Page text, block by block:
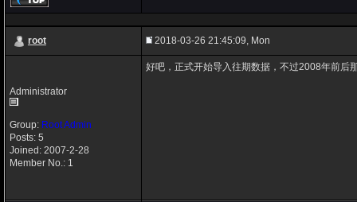
root 2018-03-26 21:45:09, Mon
Administrator
Group: Root Admin
Posts: 5
Joined: 2007-2-28
Member No.: 1
好吧，正式开始导入往期数据，不过2008年前